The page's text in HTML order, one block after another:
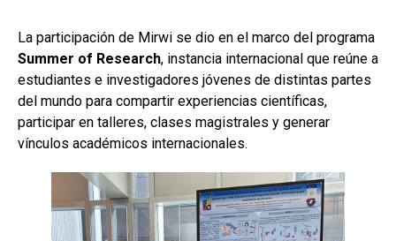
La participación de Mirwi se dio en el marco del programa
Summer of Research, instancia internacional que reúne a
estudiantes e investigadores jóvenes de distintas partes
del mundo para compartir experiencias científicas,
participar en talleres, clases magistrales y generar
vínculos académicos internacionales.